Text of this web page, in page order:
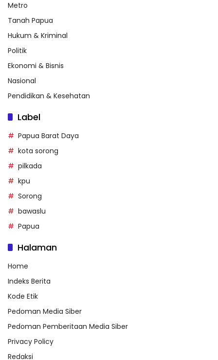
Metro
Tanah Papua
Hukum & Kriminal
Politik
Ekonomi & Bisnis
Nasional
Pendidikan & Kesehatan
Label
Papua Barat Daya
kota sorong
pilkada
kpu
Sorong
bawaslu
Papua
Halaman
Home
Indeks Berita
Kode Etik
Pedoman Media Siber
Pedoman Pemberitaan Media Siber
Privacy Policy
Redaksi